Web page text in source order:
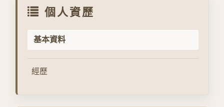
個人資歷
基本資料
經歷